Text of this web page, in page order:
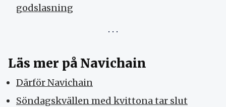
godslasning
Läs mer på Navichain
Därför Navichain
Söndagskvällen med kvittona tar slut